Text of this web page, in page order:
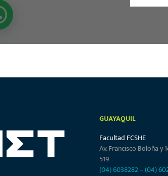
GUAYAQUIL
Facultad FCSHE
Av. Francisco Boloña y
519
(04) 6038282–(04)